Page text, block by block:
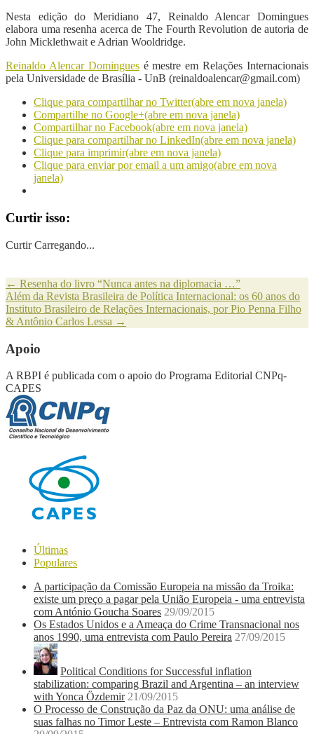
Nesta edição do Meridiano 47, Reinaldo Alencar Domingues
elabora uma resenha acerca de The Fourth Revolution de autoria de
John Micklethwait e Adrian Wooldridge.
Reinaldo Alencar Dominguesé mestre em Relações Internacionais
pela Universidade de Brasília - UnB (reinaldoalencar@gmail.com)
Clique para compartilhar no Twitter(abre em nova janela)
Compartilhe no Google+(abre em nova janela)
Compartilhar no Facebook(abre em nova janela)
Clique para compartilhar no LinkedIn(abre em nova janela)
Clique para imprimir(abre em nova janela)
Clique para enviar por email a um amigo(abre em nova
janela)
Curtir isso:
Curtir Carregando...
← Resenha do livro “Nunca antes na diplomacia …”
Além da Revista Brasileira de Política Internacional: os 60 anos do
Instituto Brasileiro de Relações Internacionais, por Pio Penna Filho
& Antônio Carlos Lessa →
Apoio
A RBPI é publicada com o apoio do Programa Editorial CNPq-
CAPES
Últimas
Populares
A participação da Comissão Europeia na missão da Troika:
existe um preço a pagar pela União Europeia - uma entrevista
com António Goucha Soares 29/09/2015
Os Estados Unidos e a Ameaça do Crime Transnacional nos
anos 1990, uma entrevista com Paulo Pereira 27/09/2015
Political Conditions for Successful inflation
stabilization: comparing Brazil and Argentina – an interview
with Yonca Özdemir 21/09/2015
O Processo de Construção da Paz da ONU: uma análise de
suas falhas no Timor Leste – Entrevista com Ramon Blanco